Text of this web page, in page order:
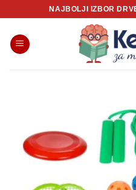
content
NAJBOLJI IZBOR